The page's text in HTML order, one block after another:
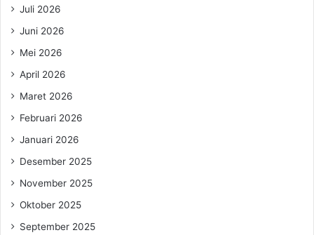
Juli 2026
Juni 2026
Mei 2026
April 2026
Maret 2026
Februari 2026
Januari 2026
Desember 2025
November 2025
Oktober 2025
September 2025